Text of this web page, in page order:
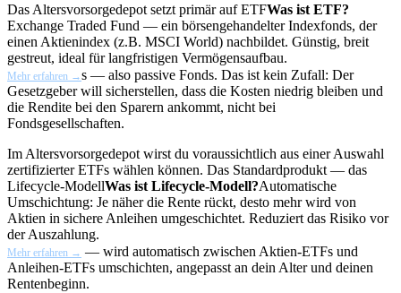
Das Altersvorsorgedepot setzt primär aufETFWas ist ETF?
Exchange Traded Fund — ein börsengehandelter Indexfonds, der
einen Aktienindex (z.B. MSCI World) nachbildet. Günstig, breit
gestreut, ideal für langfristigen Vermögensaufbau.
Mehr erfahren →s — also passive Fonds. Das ist kein Zufall: Der
Gesetzgeber will sicherstellen, dass die Kosten niedrig bleiben und
die Rendite bei den Sparern ankommt, nicht bei
Fondsgesellschaften.
Im Altersvorsorgedepot wirst du voraussichtlich aus einer Auswahl
zertifizierter ETFs wählen können. Das Standardprodukt — das
Lifecycle-ModellWas ist Lifecycle-Modell?Automatische
Umschichtung: Je näher die Rente rückt, desto mehr wird von
Aktien in sichere Anleihen umgeschichtet. Reduziert das Risiko vor
der Auszahlung.
Mehr erfahren → — wird automatisch zwischen Aktien-ETFs und
Anleihen-ETFs umschichten, angepasst an dein Alter und deinen
Rentenbeginn.